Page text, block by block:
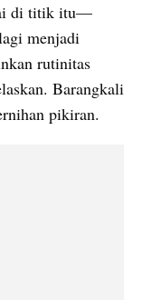
di titik itu—
menjadi
rutinitas
Barangkali
pikiran.